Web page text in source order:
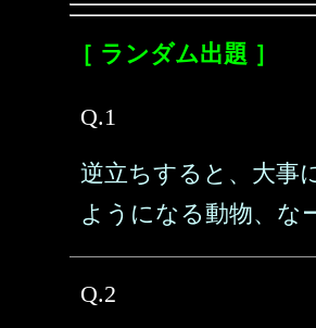
［ ランダム出題 ］
Q.1
逆立ちすると、大事
ようになる動物、な
Q.2